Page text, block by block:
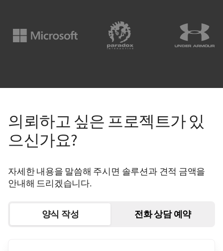
의뢰하고 싶은 프로젝트가 있
으신가요?
자세한 내용을 말씀해 주시면 솔루션과 견적 금액을
안내해 드리겠습니다.
양식 작성 전화 상담 예약